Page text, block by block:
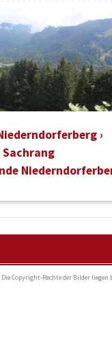
›
Die Copyright-Rechte der Bilder